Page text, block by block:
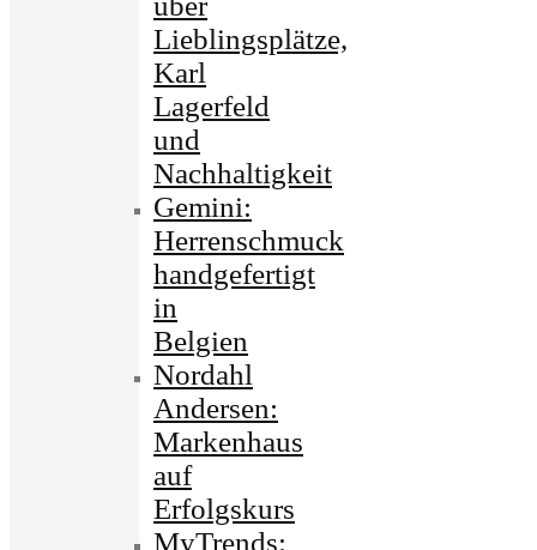
Lieblingsplätze,
Karl
Lagerfeld
und
Nachhaltigkeit
Gemini:
Herrenschmuck
handgefertigt
in
Belgien
Nordahl
Andersen:
Markenhaus
auf
Erfolgskurs
MyTrends: